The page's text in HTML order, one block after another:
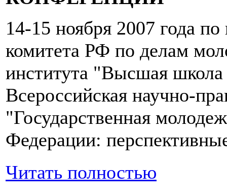
14-15 ноября 2007 года
комитета РФ по делам
института "Высшая школа
Всероссийская научно-
"Государственная
Федерации:
Читать полностью